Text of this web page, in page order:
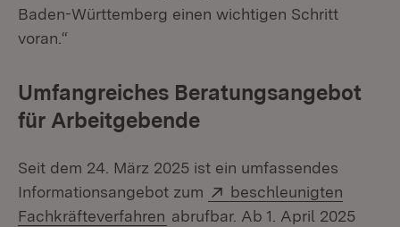
Baden-Württemberg einen wichtigen Schritt
voran.“
Umfangreiches Beratungsangebot
für Arbeitgebende
Seit dem 24. März 2025 ist ein umfassendes
Informationsangebot zum
Extern:
beschleunigten
Fachkräfteverfahren (Öffnet in neuem Fenster)
abrufbar. Ab 1. April 2025